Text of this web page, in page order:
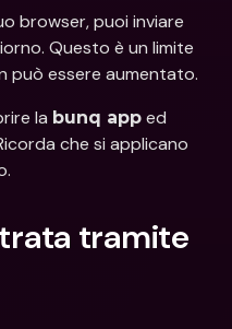
browser, puoi inviare
Questo è un limite
può essere aumentato.
la bunq app ed
che si applicano
tramite